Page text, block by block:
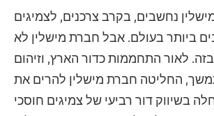
נחשבים, בקרב צרכנים, לצמיגים
ביותר בעולם. אבל חברת מישלין לא
לאור התחממות כדור הארץ, וזיהום
החליטה חברת מישלין להרים את
בשיווק דור רביעי של צמיגים חוסכי